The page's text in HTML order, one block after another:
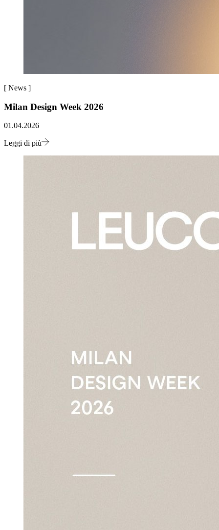
[ News ]
Milan Design Week 2026
01.04.2026
Leggi di più